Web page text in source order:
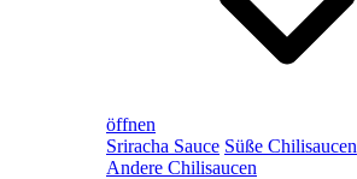
öffnen
Sriracha Sauce Süße Chilisaucen
Andere Chilisaucen